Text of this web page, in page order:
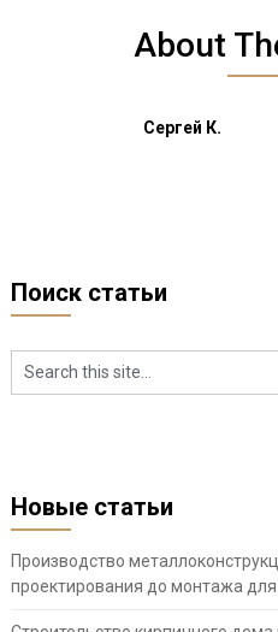
About
Сергей К.
Поиск статьи
Новые статьи
Производство
проектирования до монтажа